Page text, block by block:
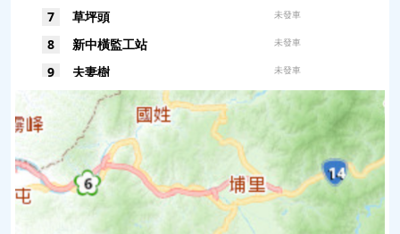
7 草坪頭 未發車
8 新中橫監工站 未發車
9 夫妻樹 未發車
塔塔加 未發車
上東埔
石山 未發車
13 自忠 未發車
14 阿里山轉運站 未發車